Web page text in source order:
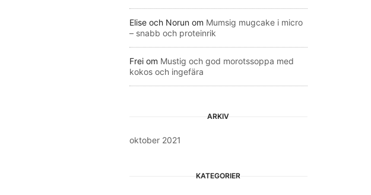
Elise och Norun om Mumsig mugcake i micro
– snabb och proteinrik
Frei om Mustig och god morotssoppa med
kokos och ingefära
ARKIV
oktober 2021
KATEGORIER